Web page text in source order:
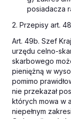
posiadacza
2. Przepisy art.
Art. 49b. Szef
urzędu celno-
skarbowego
pieniężną w
pomimo
nie przekazał
których mowa w
niepełnym